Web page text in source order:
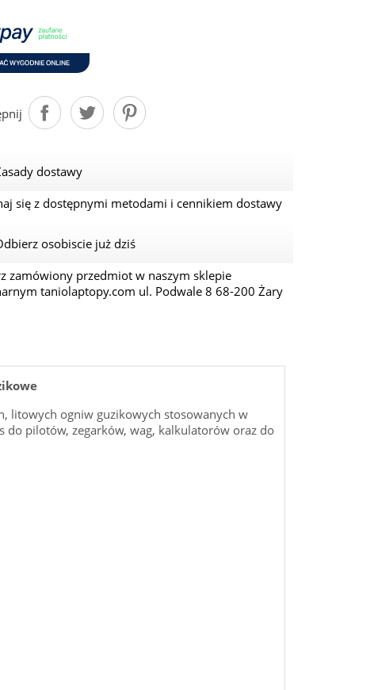
dostawy
się z dostępnymi metodami i cennikiem dostawy
osobiscie już dziś
zamówiony przedmiot w naszym sklepie
taniolaptopy.com ul. Podwale 8 68-200 Żary
litowych ogniw guzikowych stosowanych w
do pilotów, zegarków, wag, kalkulatorów oraz do